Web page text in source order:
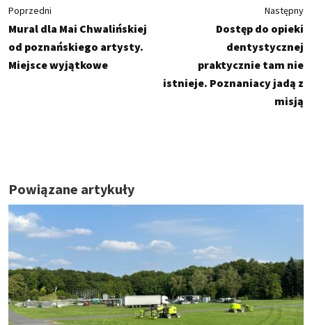
Poprzedni
Mural dla Mai Chwalińskiej
od poznańskiego artysty.
Miejsce wyjątkowe
Następny
Dostęp do opieki
dentystycznej
praktycznie tam nie
istnieje. Poznaniacy jadą z
misją
Powiązane artykuły